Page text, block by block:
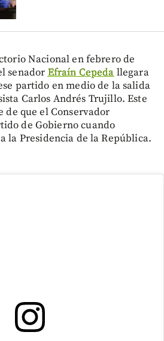
Nacional en febrero de
senador Efraín Cepeda llegara
partido en medio de la salida
Carlos Andrés Trujillo. Este
que el Conservador
de Gobierno cuando
la Presidencia de la República.